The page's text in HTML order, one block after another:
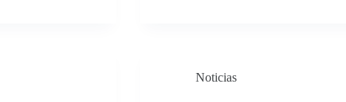
Noticias